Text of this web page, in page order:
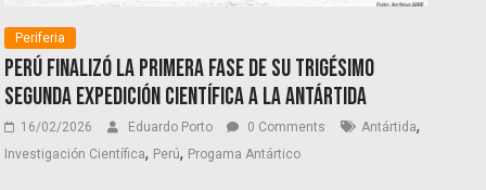
Periferia
Perú finalizó la primera fase de su trigésimo
segunda expedición científica a la Antártida
16/02/2026 Eduardo Porto 0 Comments Antártida,
Investigación Científica, Perú, Progama Antártico